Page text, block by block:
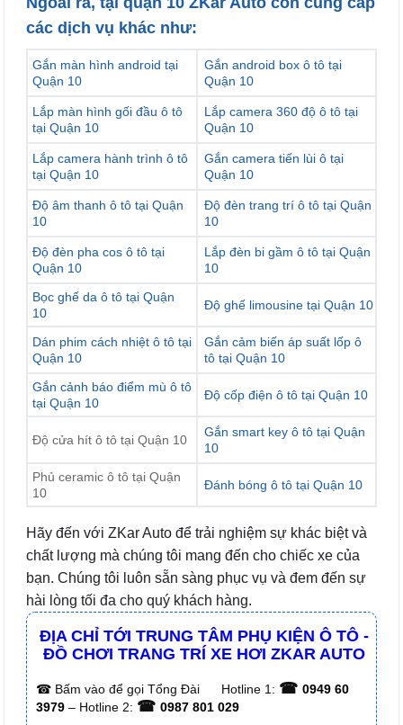
các dịch vụ khác như:
Gắn màn hình android tại
Quận 10
Gắn android box ô tô tại
Quận 10
Lắp màn hình gối đầu ô tô
tại Quận 10
Lắp camera 360 độ ô tô tại
Quận 10
Lắp camera hành trình ô tô
tại Quận 10
Gắn camera tiến lùi ô tại
Quận 10
Độ âm thanh ô tô tại Quận
10
Độ đèn trang trí ô tô tại Quận
10
Độ đèn pha cos ô tô tại
Quận 10
Lắp đèn bi gầm ô tô tại Quận
10
Bọc ghế da ô tô tại Quận
10
Độ ghế limousine tại Quận 10
Dán phim cách nhiệt ô tô tại
Quận 10
Gắn cảm biến áp suất lốp ô
tô tại Quận 10
Gắn cảnh báo điểm mù ô tô
tại Quận 10
Độ cốp điện ô tô tại Quận 10
Độ cửa hít ô tô tại Quận 10
Gắn smart key ô tô tại Quận
10
Phủ ceramic ô tô tại Quận
10
Đánh bóng ô tô tại Quận 10
Hãy đến với ZKar Auto để trải nghiệm sự khác biệt và
chất lượng mà chúng tôi mang đến cho chiếc xe của
bạn. Chúng tôi luôn sẵn sàng phục vụ và đem đến sự
hài lòng tối đa cho quý khách hàng.
ĐỊA CHỈ TỚI TRUNG TÂM PHỤ KIỆN Ô TÔ -
ĐỒ CHƠI TRANG TRÍ XE HƠI ZKAR AUTO
☎ Bấm vào để gọi Tổng Đài Hotline 1: ☎ 0949 60
3979 – Hotline 2: ☎ 0987 801 029